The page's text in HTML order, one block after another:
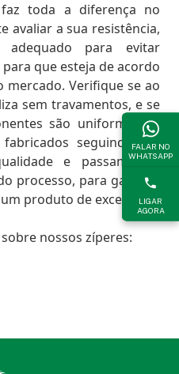
toda a diferença no
avaliar a sua resistência,
adequado para evitar
que esteja de acordo
Verifique se ao
sem travamentos, e se
são uniformes. O
fabricados seguindo um
e passam por
processo, para garantir
produto de excelência.
nossos zíperes:
FALAR NO
WHATSAPP
LIGAR
AGORA